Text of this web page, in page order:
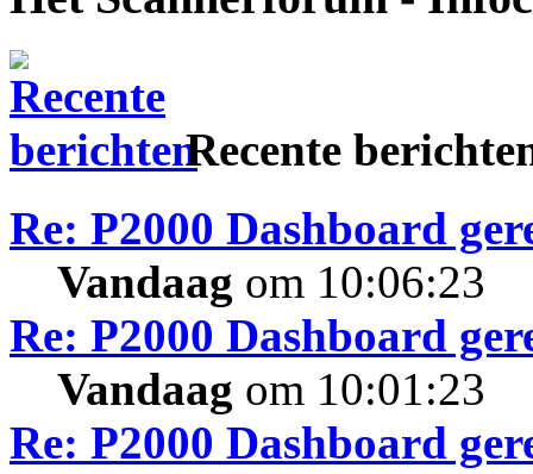
Recente
Re: P2000 Dashboard
Vandaag om 10:06:23
Re: P2000 Dashboard
Vandaag om 10:01:23
Re: P2000 Dashboard